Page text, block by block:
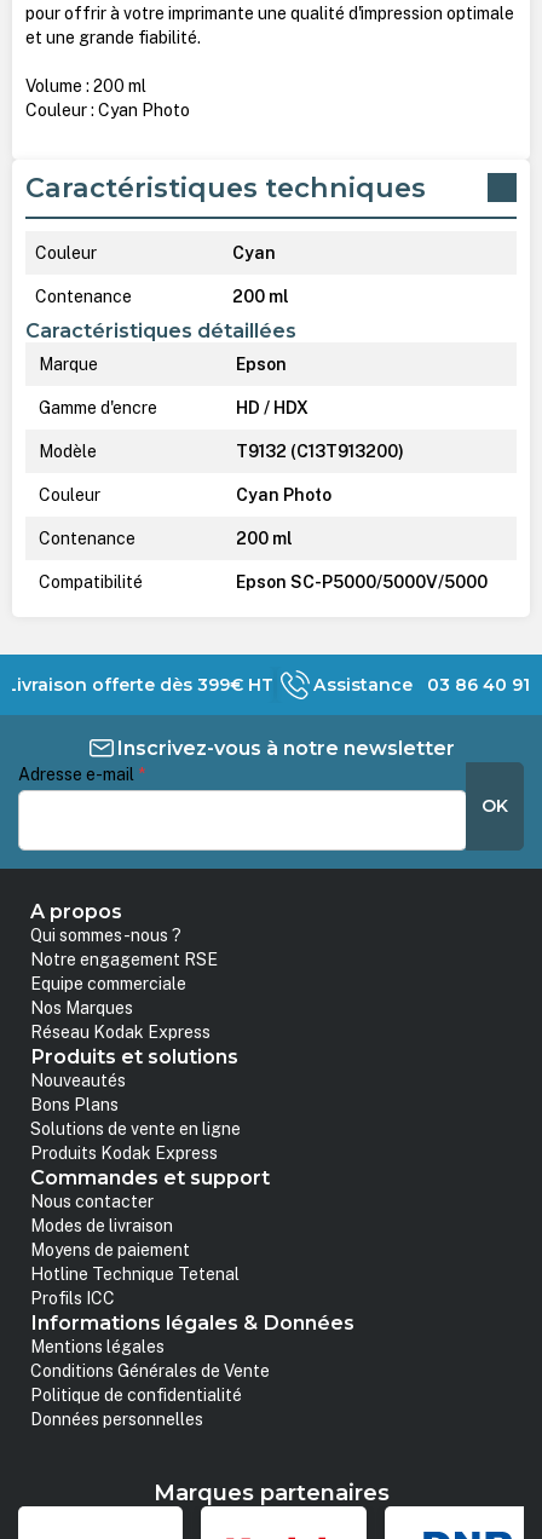
pour offrir à votre imprimante une qualité d'impression optimale
et une grande fiabilité.
Volume : 200 ml
Couleur : Cyan Photo
Caractéristiques techniques
Couleur Cyan
Contenance 200 ml
Caractéristiques détaillées
Marque Epson
Gamme d'encre HD / HDX
Modèle T9132 (C13T913200)
Couleur Cyan Photo
Contenance 200 ml
Compatibilité Epson SC-P5000/5000V/5000
Livraison offerte dès 399€ HT Assistance 03 86 40 91
Inscrivez-vous à notre newsletter
Adresse e-mail *
OK
A propos
Qui sommes-nous ?
Notre engagement RSE
Equipe commerciale
Nos Marques
Réseau Kodak Express
Produits et solutions
Nouveautés
Bons Plans
Solutions de vente en ligne
Produits Kodak Express
Commandes et support
Nous contacter
Modes de livraison
Moyens de paiement
Hotline Technique Tetenal
Profils ICC
Informations légales & Données
Mentions légales
Conditions Générales de Vente
Politique de confidentialité
Données personnelles
Marques partenaires